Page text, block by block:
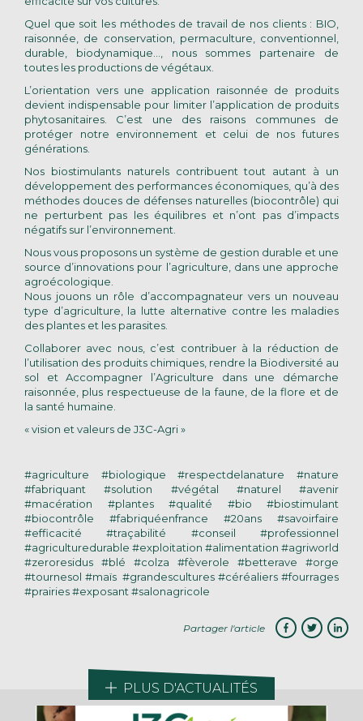
Quel que soit les méthodes de travail de nos clients : BIO,
raisonnée, de conservation, permaculture, conventionnel,
durable, biodynamique…, nous sommes partenaire de
toutes les productions de végétaux.
L’orientation vers une application raisonnée de produits
devient indispensable pour limiter l’application de produits
phytosanitaires. C’est une des raisons communes de
protéger notre environnement et celui de nos futures
générations.
Nos biostimulants naturels contribuent tout autant à un
développement des performances économiques, qu’à des
méthodes douces de défenses naturelles (biocontrôle) qui
ne perturbent pas les équilibres et n’ont pas d’impacts
négatifs sur l’environnement.
Nous vous proposons un système de gestion durable et une
source d’innovations pour l’agriculture, dans une approche
agroécologique.
Nous jouons un rôle d’accompagnateur vers un nouveau
type d’agriculture, la lutte alternative contre les maladies
des plantes et les parasites.
Collaborer avec nous, c’est contribuer à la réduction de
l’utilisation des produits chimiques, rendre la Biodiversité au
sol et Accompagner l’Agriculture dans une démarche
raisonnée, plus respectueuse de la faune, de la flore et de
la santé humaine.
« vision et valeurs de J3C-Agri »
#agriculture #biologique #respectdelanature #nature
#fabriquant #solution #végétal #naturel #avenir
#macération #plantes #qualité #bio #biostimulant
#biocontrôle #fabriquéenfrance #20ans #savoirfaire
#efficacité #traçabilité #conseil #professionnel
#agriculturedurable #exploitation #alimentation #agriworld
#zeroresidus #blé #colza #fèverole #betterave #orge
#tournesol #maïs #grandescultures #céréaliers #fourrages
#prairies #exposant #salonagricole
Partager l'article
PLUS D'ACTUALITÉS